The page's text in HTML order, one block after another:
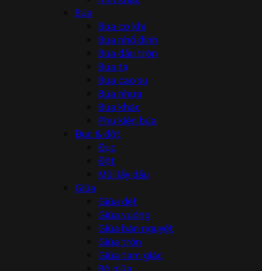
Búa
Búa cơ khí
Búa nhổ đinh
Búa đầu tròn
Búa tạ
Búa cao su
Búa nhựa
Búa khác
Phụ kiện búa
Đục & đột
Đục
Đột
Mũi lấy dấu
Giũa
Giũa dẹt
Giũa vuông
Giũa bán nguyệt
Giũa tròn
Giũa tam giác
Bộ giũa